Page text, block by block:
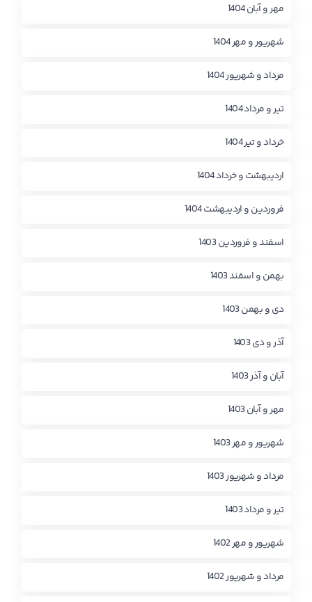
مهر و آبان 1404
شهریور و مهر 1404
مرداد و شهریور 1404
تیر و مرداد 1404
خرداد و تیر 1404
اردیبهشت و خرداد 1404
فروردین و اردیبهشت 1404
اسفند و فروردین 1403
بهمن و اسفند 1403
دی و بهمن 1403
آذر و دی 1403
آبان و آذر 1403
مهر و آبان 1403
شهریور و مهر 1403
مرداد و شهریور 1403
تیر و مرداد 1403
شهریور و مهر 1402
مرداد و شهریور 1402